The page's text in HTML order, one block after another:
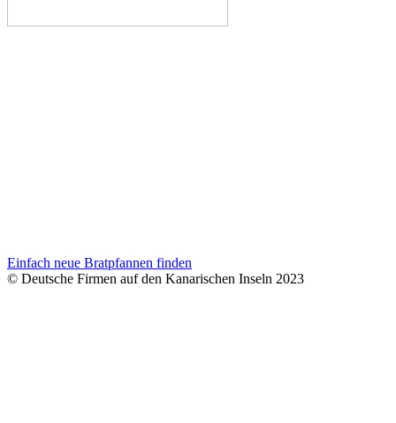
Einfach neue Bratpfannen finden
© Deutsche Firmen auf den Kanarischen Inseln 2023